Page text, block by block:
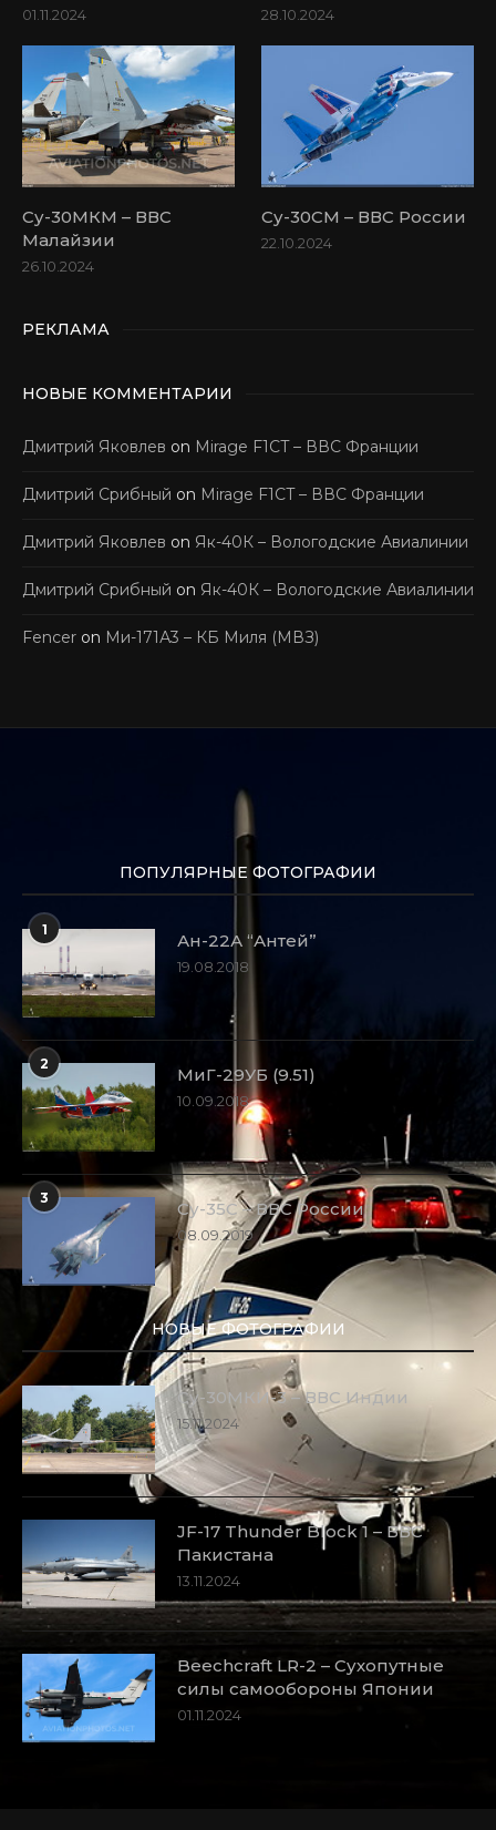
01.11.2024 28.10.2024
Су-30МКМ – ВВС
Малайзии
26.10.2024
Су-30СМ – ВВС России
22.10.2024
РЕКЛАМА
НОВЫЕ КОММЕНТАРИИ
Дмитрий Яковлев on Mirage F1CT – ВВС Франции
Дмитрий Срибный on Mirage F1CT – ВВС Франции
Дмитрий Яковлев on Як-40К – Вологодские Авиалинии
Дмитрий Срибный on Як-40К – Вологодские Авиалинии
Fencer on Ми-171А3 – КБ Миля (МВЗ)
ПОПУЛЯРНЫЕ ФОТОГРАФИИ
1
Ан-22А “Антей”
19.08.2018
2
МиГ-29УБ (9.51)
10.09.2018
3
Су-35С – ВВС России
08.09.2019
НОВЫЕ ФОТОГРАФИИ
Су-30МКИ-3 – ВВС Индии
15.11.2024
JF-17 Thunder Block 1 – ВВС
Пакистана
13.11.2024
Beechcraft LR-2 – Сухопутные
силы самообороны Японии
01.11.2024